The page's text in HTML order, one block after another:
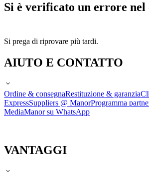
Si è verificato un errore nel
Si prega di riprovare più tardi.
AIUTO E CONTATTO
Ordine & consegnaRestituzione & garanzia
ExpressSuppliers @ ManorProgramma
MediaManor su WhatsApp
VANTAGGI